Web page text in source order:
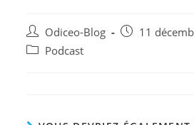
Odiceo-Blog
11
Podcast